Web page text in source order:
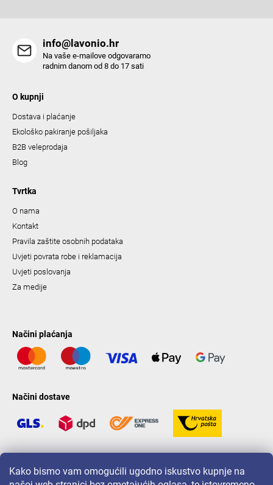
Kako bismo vam omogućili ugodno iskustvo kupnje na
info@lavonio.hr
Na vaše e-mailove odgovaramo
radnim danom od 8 do 17 sati
O kupnji
Dostava i plaćanje
Ekološko pakiranje pošiljaka
B2B veleprodaja
Blog
Tvrtka
O nama
Kontakt
Pravila zaštite osobnih podataka
Uvjeti povrata robe i reklamacija
Uvjeti poslovanja
Za medije
Načini plaćanja
Načini dostave